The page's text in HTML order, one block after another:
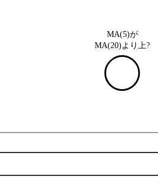
MA(5)が
MA(20)より上?
◯